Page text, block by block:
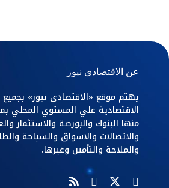
عن الاقتصادي نيوز
يهتم موقع «الاقتصادي نيوز»
الاقتصادية علي المستوي المحلي
منها البنوك والبورصة والاستثمار
والاتصالات والاسواق والسياحة
والملاحة والتأمين وغيرها.